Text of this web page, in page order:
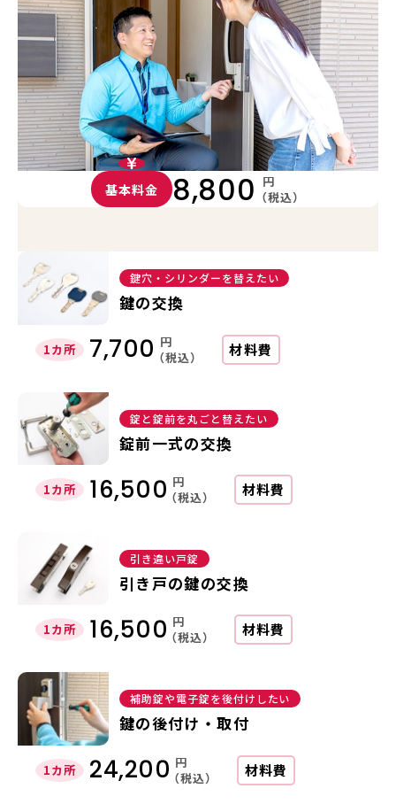
基本料金 8,800 円
（税込）
鍵穴・シリンダーを替えたい
鍵の交換
1カ所 7,700 円
（税込）
材料費
錠と錠前を丸ごと替えたい
錠前一式の交換
1カ所 16,500 円
（税込）
材料費
引き違い戸錠
引き戸の鍵の交換
1カ所 16,500 円
（税込）
材料費
補助錠や電子錠を後付けしたい
鍵の後付け・取付
1カ所 24,200 円
（税込）
材料費